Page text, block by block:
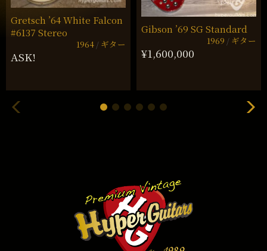
Gretsch ’64 White Falcon
#6137 Stereo
1964 ギター
ASK!
Gibson ’69 SG Standard
1969 ギター
¥1,600,000